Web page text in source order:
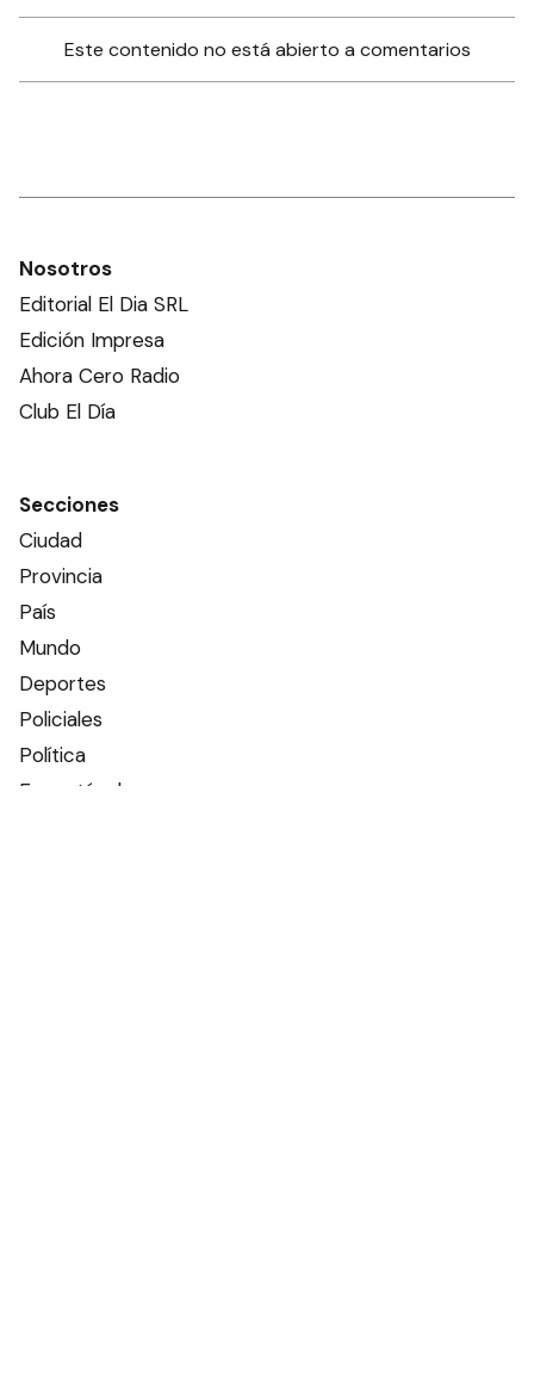
Este contenido no está abierto a comentarios
Nosotros
Editorial El Dia SRL
Edición Impresa
Ahora Cero Radio
Club El Día
Secciones
Ciudad
Provincia
País
Mundo
Deportes
Policiales
Política
Espectáculos